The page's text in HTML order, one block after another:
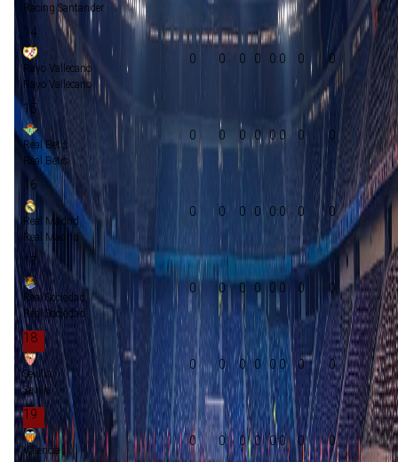
Racing Santander
14
Rayo Vallecano
Rayo Vallecano
0 0 0 0 0:0 0 0
15
Real Betis
Real Betis
0 0 0 0 0:0 0 0
16
Real Madrid
Real Madrid
0 0 0 0 0:0 0 0
17
Real Sociedad
Real Sociedad
0 0 0 0 0:0 0 0
18
Sevilla
Sevilla
0 0 0 0 0:0 0 0
19
Valencia
0 0 0 0 0:0 0 0